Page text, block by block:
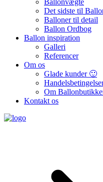
Ballonvægte
Det sidste til
Balloner til detail
Ballon Ordbog
Ballon inspiration
Galleri
Referencer
Om os
Glade kunder 🙂
Om
Kontakt os